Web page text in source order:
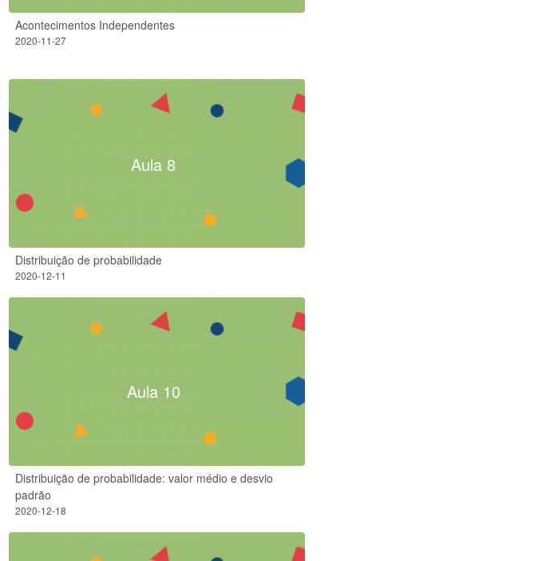
Acontecimentos Independentes
2020-11-27
Aula 8
Distribuição de probabilidade
2020-12-11
Aula 10
Distribuição de probabilidade: valor médio e desvio
padrão
2020-12-18